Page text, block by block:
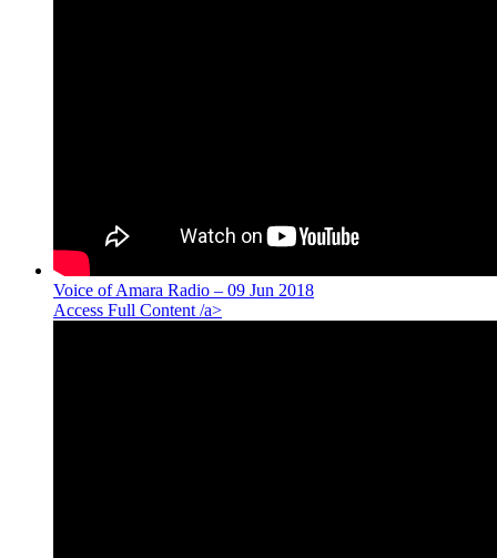
Voice of Amara Radio – 09 Jun 2018
Access Full Content /a>